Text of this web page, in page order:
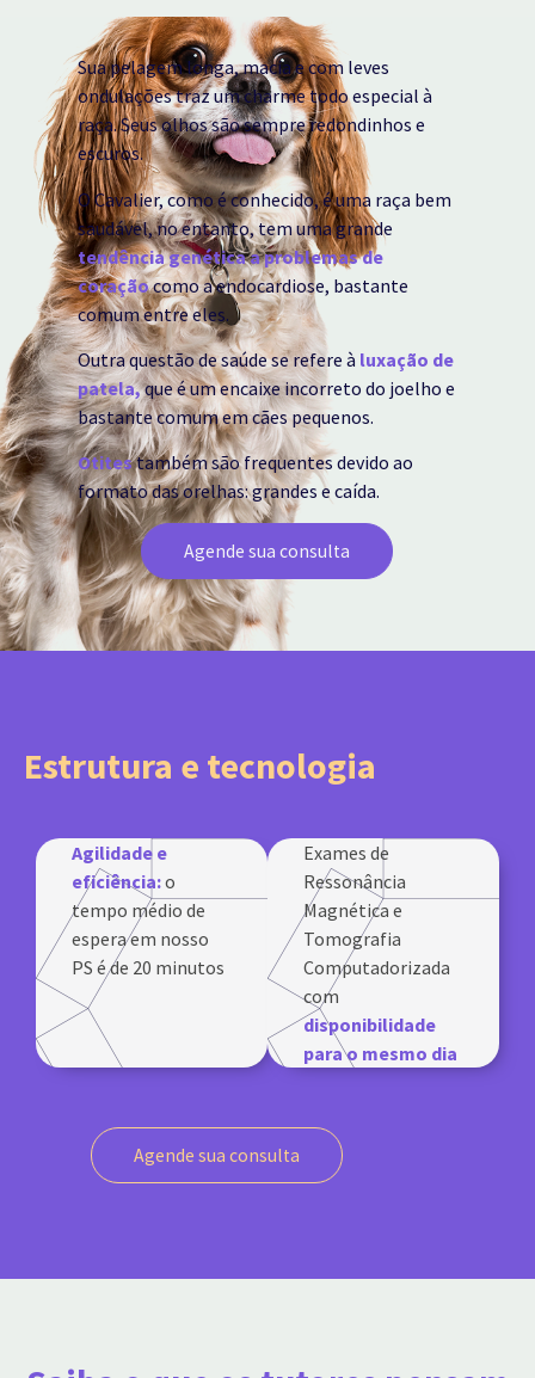
Sua pelagem longa, macia e com leves
ondulações traz um charme todo especial à
raça. Seus olhos são sempre redondinhos e
escuros.
O Cavalier, como é conhecido, é uma raça bem
saudável, no entanto, tem uma grande
tendência genética a problemas de
coraçãocomo a endocardiose, bastante
comum entre eles.
Outra questão de saúde se refere à luxação de
patela,que é um encaixe incorreto do joelho e
bastante comum em cães pequenos.
Otitestambém são frequentes devido ao
formato das orelhas: grandes e caída.
Agende sua consulta
Estrutura e tecnologia
Agilidade e
eficiência:o
tempo médio de
espera em nosso
PS é de 20 minutos
Exames de
Ressonância
Magnética e
Tomografia
Computadorizada
com
disponibilidade
para o mesmo dia
Agende sua consulta